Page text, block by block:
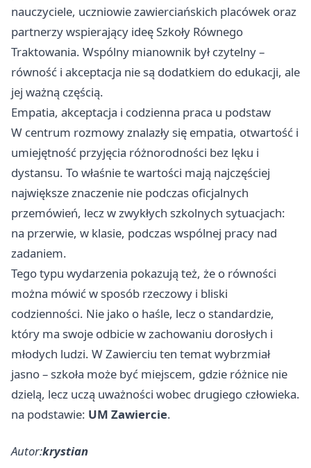
nauczyciele, uczniowie zawierciańskich placówek oraz
partnerzy wspierający ideę Szkoły Równego
Traktowania. Wspólny mianownik był czytelny –
równość i akceptacja nie są dodatkiem do edukacji, ale
jej ważną częścią.
Empatia, akceptacja i codzienna praca u podstaw
W centrum rozmowy znalazły się empatia, otwartość i
umiejętność przyjęcia różnorodności bez lęku i
dystansu. To właśnie te wartości mają najczęściej
największe znaczenie nie podczas oficjalnych
przemówień, lecz w zwykłych szkolnych sytuacjach:
na przerwie, w klasie, podczas wspólnej pracy nad
zadaniem.
Tego typu wydarzenia pokazują też, że o równości
można mówić w sposób rzeczowy i bliski
codzienności. Nie jako o haśle, lecz o standardzie,
który ma swoje odbicie w zachowaniu dorosłych i
młodych ludzi. W Zawierciu ten temat wybrzmiał
jasno – szkoła może być miejscem, gdzie różnice nie
dzielą, lecz uczą uważności wobec drugiego człowieka.
na podstawie: UM Zawiercie.
Autor:krystian